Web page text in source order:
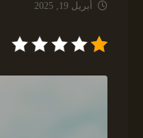
أبريل 19, 2025